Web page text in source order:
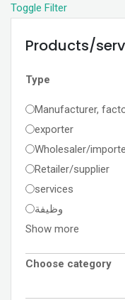
Toggle Filter
Products/
Type
Manufacturer,
exporter
Wholesaler/
Retailer/supplier
services
وظيفة
Show more
Choose category